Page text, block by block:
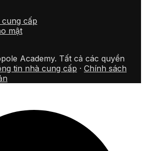
cấp
mật
Academy. Tất cả các quyền
tin nhà cung cấp · Chính sách